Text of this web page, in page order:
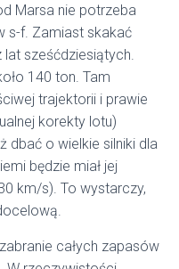
Marsa nie potrzeba
s-f. Zamiast skakać
sześćdziesiątych.
140 ton. Tam
trajektorii i prawie
korekty lotu)
dbać o wielkie silniki dla
będzie miał jej
km/s). To wystarczy,
całych zapasów